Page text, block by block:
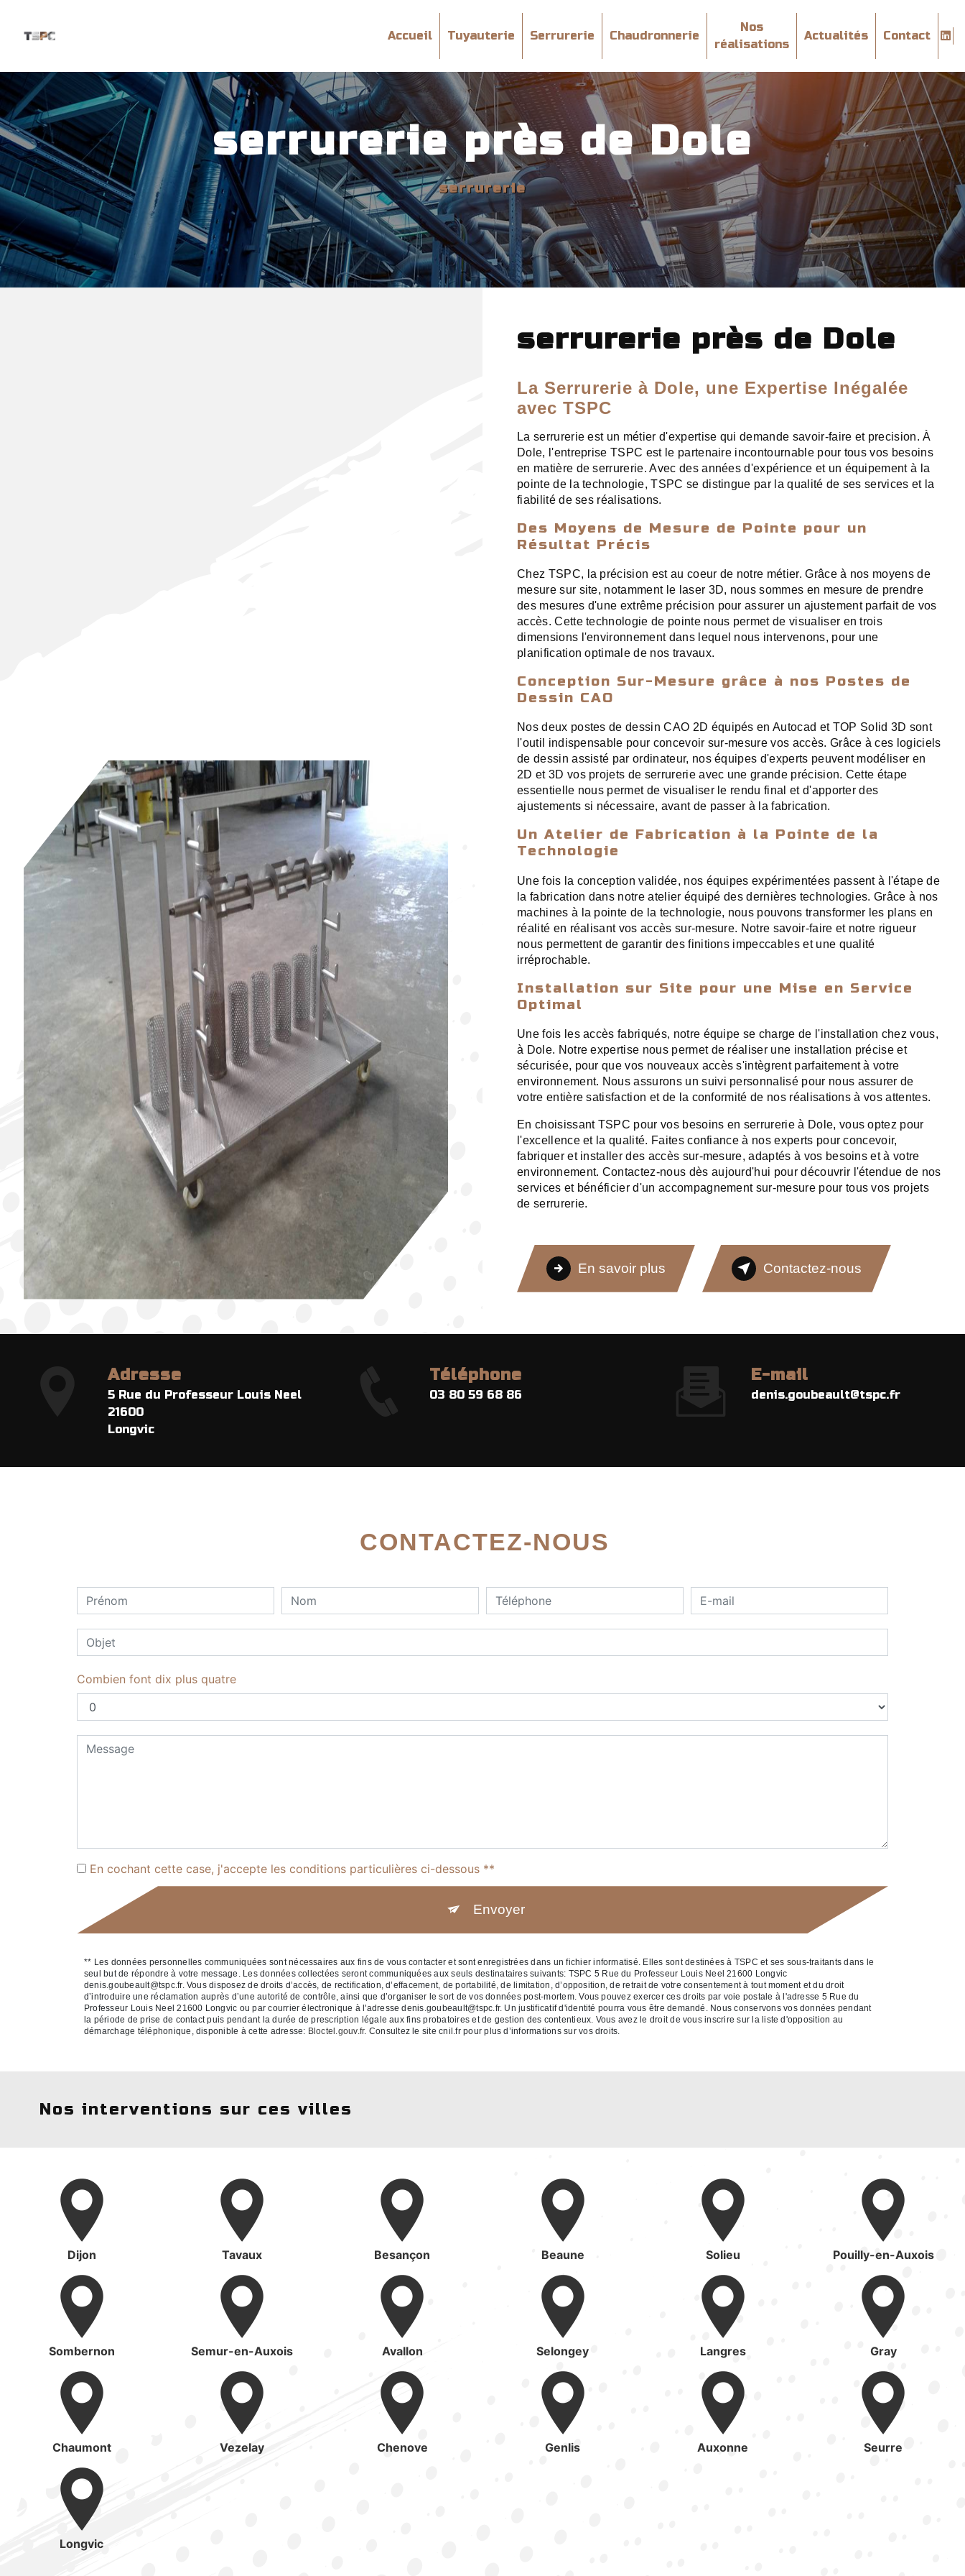
Accueil Tuyauterie Serrurerie Chaudronnerie
Nos
réalisations
Actualités Contact
serrurerie près de Dole
serrurerie
serrurerie près de Dole
La Serrurerie à Dole, une Expertise Inégalée
avec TSPC
La serrurerie est un métier d'expertise qui demande savoir-faire et precision. À
Dole, l'entreprise TSPC est le partenaire incontournable pour tous vos besoins
en matière de serrurerie. Avec des années d'expérience et un équipement à la
pointe de la technologie, TSPC se distingue par la qualité de ses services et la
fiabilité de ses réalisations.
Des Moyens de Mesure de Pointe pour un
Résultat Précis
Chez TSPC, la précision est au coeur de notre métier. Grâce à nos moyens de
mesure sur site, notamment le laser 3D, nous sommes en mesure de prendre
des mesures d'une extrême précision pour assurer un ajustement parfait de vos
accès. Cette technologie de pointe nous permet de visualiser en trois
dimensions l'environnement dans lequel nous intervenons, pour une
planification optimale de nos travaux.
Conception Sur-Mesure grâce à nos Postes de
Dessin CAO
Nos deux postes de dessin CAO 2D équipés en Autocad et TOP Solid 3D sont
l'outil indispensable pour concevoir sur-mesure vos accès. Grâce à ces logiciels
de dessin assisté par ordinateur, nos équipes d'experts peuvent modéliser en
2D et 3D vos projets de serrurerie avec une grande précision. Cette étape
essentielle nous permet de visualiser le rendu final et d'apporter des
ajustements si nécessaire, avant de passer à la fabrication.
Un Atelier de Fabrication à la Pointe de la
Technologie
Une fois la conception validée, nos équipes expérimentées passent à l'étape de
la fabrication dans notre atelier équipé des dernières technologies. Grâce à nos
machines à la pointe de la technologie, nous pouvons transformer les plans en
réalité en réalisant vos accès sur-mesure. Notre savoir-faire et notre rigueur
nous permettent de garantir des finitions impeccables et une qualité
irréprochable.
Installation sur Site pour une Mise en Service
Optimal
Une fois les accès fabriqués, notre équipe se charge de l'installation chez vous,
à Dole. Notre expertise nous permet de réaliser une installation précise et
sécurisée, pour que vos nouveaux accès s'intègrent parfaitement à votre
environnement. Nous assurons un suivi personnalisé pour nous assurer de
votre entière satisfaction et de la conformité de nos réalisations à vos attentes.
En choisissant TSPC pour vos besoins en serrurerie à Dole, vous optez pour
l'excellence et la qualité. Faites confiance à nos experts pour concevoir,
fabriquer et installer des accès sur-mesure, adaptés à vos besoins et à votre
environnement. Contactez-nous dès aujourd'hui pour découvrir l'étendue de nos
services et bénéficier d'un accompagnement sur-mesure pour tous vos projets
de serrurerie.
En savoir plus Contactez-nous
Adresse
5 Rue du Professeur Louis Neel
21600
Longvic
Téléphone
03 80 59 68 86
E-mail
denis.goubeault@tspc.fr
CONTACTEZ-NOUS
Combien font dix plus quatre
En cochant cette case, j'accepte les conditions particulières ci-dessous **
Envoyer
** Les données personnelles communiquées sont nécessaires aux fins de vous contacter et sont enregistrées dans un fichier informatisé. Elles sont destinées à TSPC et ses sous-traitants dans le
seul but de répondre à votre message. Les données collectées seront communiquées aux seuls destinataires suivants: TSPC 5 Rue du Professeur Louis Neel 21600 Longvic
denis.goubeault@tspc.fr. Vous disposez de droits d’accès, de rectification, d’effacement, de portabilité, de limitation, d’opposition, de retrait de votre consentement à tout moment et du droit
d’introduire une réclamation auprès d’une autorité de contrôle, ainsi que d’organiser le sort de vos données post-mortem. Vous pouvez exercer ces droits par voie postale à l'adresse 5 Rue du
Professeur Louis Neel 21600 Longvic ou par courrier électronique à l'adresse denis.goubeault@tspc.fr. Un justificatif d'identité pourra vous être demandé. Nous conservons vos données pendant
la période de prise de contact puis pendant la durée de prescription légale aux fins probatoires et de gestion des contentieux. Vous avez le droit de vous inscrire sur la liste d'opposition au
démarchage téléphonique, disponible à cette adresse: Bloctel.gouv.fr. Consultez le site cnil.fr pour plus d’informations sur vos droits.
Nos interventions sur ces villes
Dijon Tavaux Besançon Beaune Solieu Pouilly-en-Auxois
Sombernon Semur-en-Auxois Avallon Selongey Langres Gray
Chaumont Vezelay Chenove Genlis Auxonne Seurre
Longvic